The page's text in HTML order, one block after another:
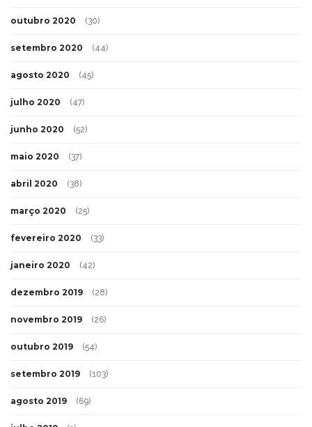
outubro 2020 (30)
setembro 2020 (44)
agosto 2020 (45)
julho 2020 (47)
junho 2020 (52)
maio 2020 (37)
abril 2020 (38)
março 2020 (25)
fevereiro 2020 (33)
janeiro 2020 (42)
dezembro 2019 (28)
novembro 2019 (26)
outubro 2019 (54)
setembro 2019 (103)
agosto 2019 (69)